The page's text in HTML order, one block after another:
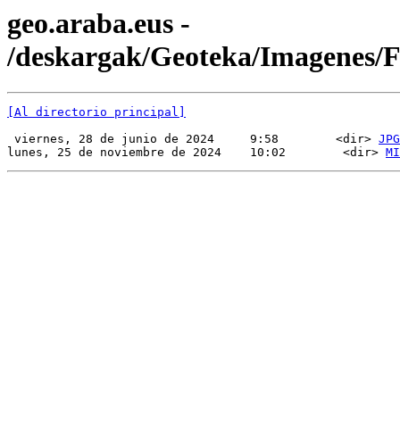
geo.araba.eus -
/deskargak/Geoteka/Imagenes/
[Al directorio principal]
viernes, 28 de junio de 2024     9:58        <dir> JPG
lunes, 25 de noviembre de 2024    10:02        <dir>